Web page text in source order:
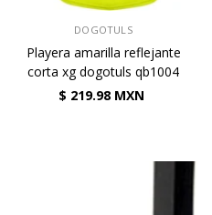
DOGOTULS
Playera amarilla reflejante
corta xg dogotuls qb1004
$ 219.98 MXN